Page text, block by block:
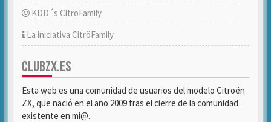
KDD´s CitröFamily
La iniciativa CitröFamily
CLUBZX.ES
Esta web es una comunidad de usuarios del modelo Citroën
ZX, que nació en el año 2009 tras el cierre de la comunidad
existente en mi@.